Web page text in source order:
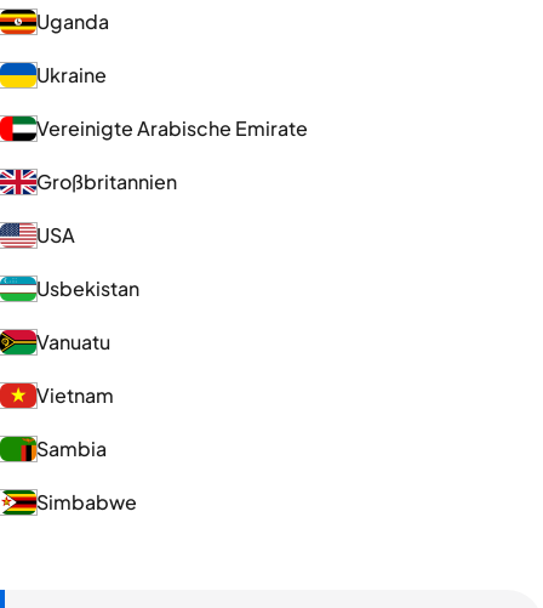
Uganda
Ukraine
Vereinigte Arabische Emirate
Großbritannien
USA
Usbekistan
Vanuatu
Vietnam
Sambia
Simbabwe